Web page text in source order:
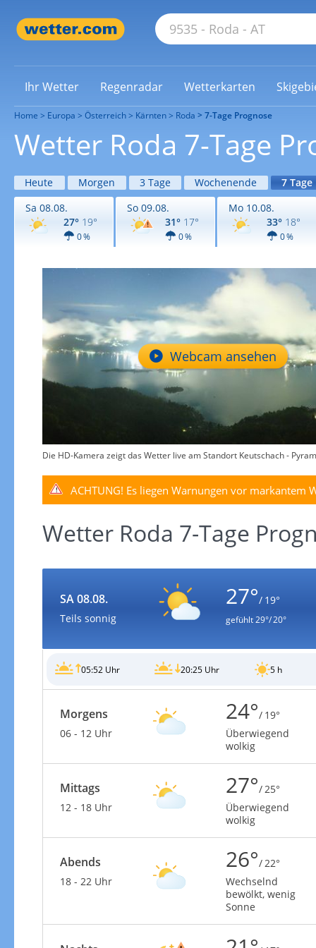
Ihr Wetter Regenradar Wetterkarten
Home Europa Österreich Kärnten Roda 7-Tage Prognose
Wetter Roda 7-Tage
Heute Morgen 3 Tage Wochenende
7 Tage
Sa 08.08.
27° 19°
0 %
So 09.08.
31° 17°
0 %
Mo 10.08.
33° 18°
0 %
Webcam ansehen
Die HD-Kamera zeigt das Wetter live am Standort Keutschach -
ACHTUNG! Es liegen Warnungen vor markantem
Wetter Roda 7-Tage
SA 08.08.
Teils sonnig
27°/ 19°
gefühlt29°/ 20°
05:52 Uhr 20:25 Uhr 5 h
Morgens
06 - 12 Uhr
24°/ 19°
Überwiegend
wolkig
Mittags
12 - 18 Uhr
27°/ 25°
Überwiegend
wolkig
Abends
18 - 22 Uhr
26°/ 22°
Wechselnd
bewölkt, wenig
Sonne